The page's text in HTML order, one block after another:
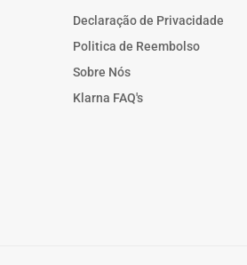
Declaração de Privacidade
Politica de Reembolso
Sobre Nós
Klarna FAQ's